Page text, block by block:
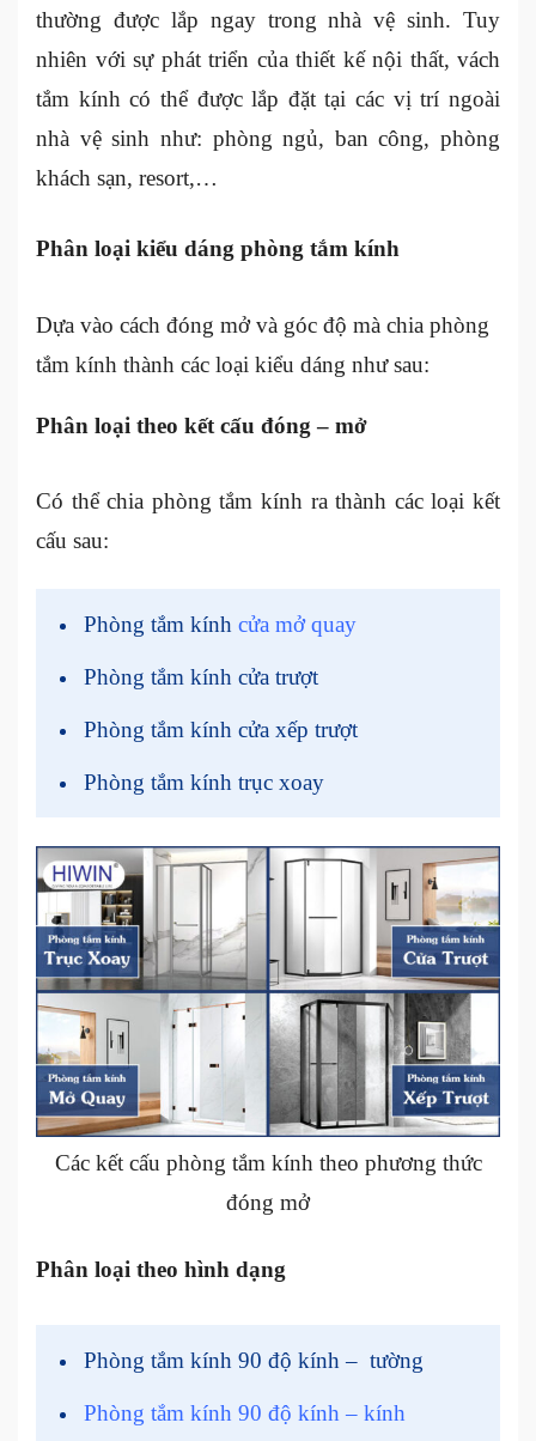
thường được lắp ngay trong nhà vệ sinh. Tuy
nhiên với sự phát triển của thiết kế nội thất, vách
tắm kính có thể được lắp đặt tại các vị trí ngoài
nhà vệ sinh như: phòng ngủ, ban công, phòng
khách sạn, resort,…
Phân loại kiểu dáng phòng tắm kính
Dựa vào cách đóng mở và góc độ mà chia phòng
tắm kính thành các loại kiểu dáng như sau:
Phân loại theo kết cấu đóng – mở
Có thể chia phòng tắm kính ra thành các loại kết
cấu sau:
Phòng tắm kính cửa mở quay
Phòng tắm kính cửa trượt
Phòng tắm kính cửa xếp trượt
Phòng tắm kính trục xoay
Các kết cấu phòng tắm kính theo phương thức
đóng mở
Phân loại theo hình dạng
Phòng tắm kính 90 độ kính – tường
Phòng tắm kính 90 độ kính – kính